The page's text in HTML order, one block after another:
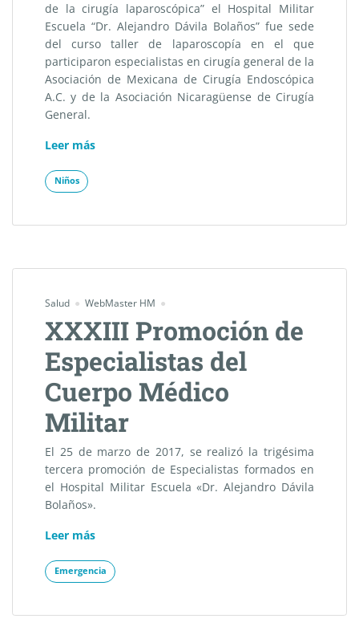
de la cirugía laparoscópica” el Hospital Militar
Escuela “Dr. Alejandro Dávila Bolaños” fue sede
del curso taller de laparoscopía en el que
participaron especialistas en cirugía general de la
Asociación de Mexicana de Cirugía Endoscópica
A.C. y de la Asociación Nicaragüense de Cirugía
General.
Leer más«Curso
Niños
Salud WebMaster HM
XXXIII Promoción de
Especialistas del
Cuerpo Médico
Militar
El 25 de marzo de 2017, se realizó la trigésima
tercera promoción de Especialistas formados en
el Hospital Militar Escuela «Dr. Alejandro Dávila
Bolaños».
Leer más«XXXIII
de
Especialistas
Emergencia